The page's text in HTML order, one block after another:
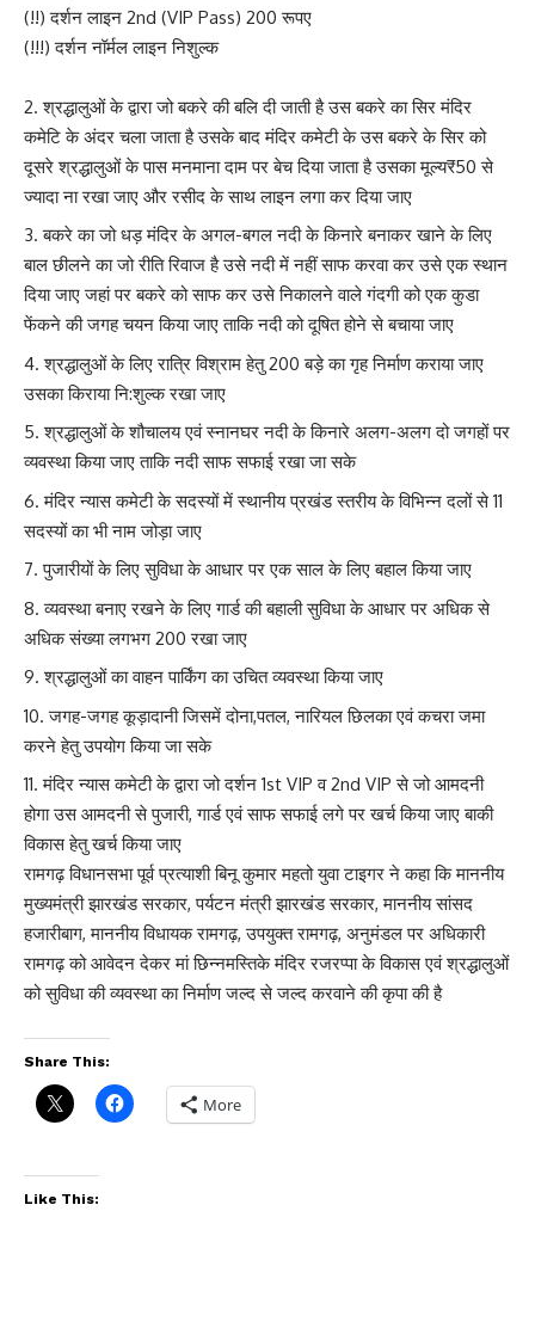
(!!) दर्शन लाइन 2nd (VIP Pass) 200 रूपए
(!!!) दर्शन नॉर्मल लाइन निशुल्क
श्रद्धालुओं के द्वारा जो बकरे की बलि दी जाती है उस बकरे का सिर मंदिर
कमेटि के अंदर चला जाता है उसके बाद मंदिर कमेटी के उस बकरे के सिर को
दूसरे श्रद्धालुओं के पास मनमाना दाम पर बेच दिया जाता है उसका मूल्य₹50 से
ज्यादा ना रखा जाए और रसीद के साथ लाइन लगा कर दिया जाए
बकरे का जो धड़ मंदिर के अगल-बगल नदी के किनारे बनाकर खाने के लिए
बाल छीलने का जो रीति रिवाज है उसे नदी में नहीं साफ करवा कर उसे एक स्थान
दिया जाए जहां पर बकरे को साफ कर उसे निकालने वाले गंदगी को एक कुडा
फेंकने की जगह चयन किया जाए ताकि नदी को दूषित होने से बचाया जाए
श्रद्धालुओं के लिए रात्रि विश्राम हेतु 200 बड़े का गृह निर्माण कराया जाए
उसका किराया नि:शुल्क रखा जाए
श्रद्धालुओं के शौचालय एवं स्नानघर नदी के किनारे अलग-अलग दो जगहों पर
व्यवस्था किया जाए ताकि नदी साफ सफाई रखा जा सके
मंदिर न्यास कमेटी के सदस्यों में स्थानीय प्रखंड स्तरीय के विभिन्न दलों से 11
सदस्यों का भी नाम जोड़ा जाए
पुजारीयों के लिए सुविधा के आधार पर एक साल के लिए बहाल किया जाए
व्यवस्था बनाए रखने के लिए गार्ड की बहाली सुविधा के आधार पर अधिक से
अधिक संख्या लगभग 200 रखा जाए
श्रद्धालुओं का वाहन पार्किंग का उचित व्यवस्था किया जाए
जगह-जगह कूड़ादानी जिसमें दोना,पतल, नारियल छिलका एवं कचरा जमा
करने हेतु उपयोग किया जा सके
मंदिर न्यास कमेटी के द्वारा जो दर्शन 1st VIP व 2nd VIP से जो आमदनी
होगा उस आमदनी से पुजारी, गार्ड एवं साफ सफाई लगे पर खर्च किया जाए बाकी
विकास हेतु खर्च किया जाए
रामगढ़ विधानसभा पूर्व प्रत्याशी बिनू कुमार महतो युवा टाइगर ने कहा कि माननीय
मुख्यमंत्री झारखंड सरकार, पर्यटन मंत्री झारखंड सरकार, माननीय सांसद
हजारीबाग, माननीय विधायक रामगढ़, उपयुक्त रामगढ़, अनुमंडल पर अधिकारी
रामगढ़ को आवेदन देकर मां छिन्नमस्तिके मंदिर रजरप्पा के विकास एवं श्रद्धालुओं
को सुविधा की व्यवस्था का निर्माण जल्द से जल्द करवाने की कृपा की है
Share This:
More
Like This: